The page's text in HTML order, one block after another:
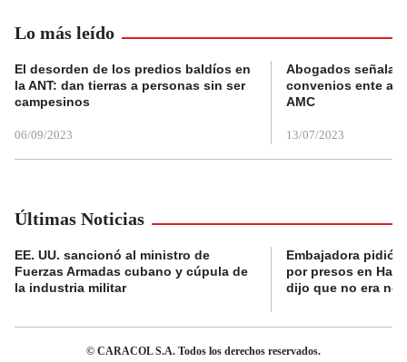
Lo más leído
El desorden de los predios baldíos en
la ANT: dan tierras a personas sin ser
campesinos
06/09/2023
Abogados
convenios ente
AMC
13/07/2023
Últimas Noticias
EE. UU. sancionó al ministro de
Fuerzas Armadas cubano y cúpula de
la industria militar
Embajadora pidió
por presos en
dijo que no era
© CARACOL S.A. Todos los derechos reservados.